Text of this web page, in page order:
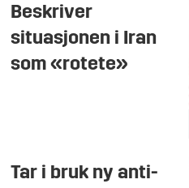
Beskriver
situasjonen i Iran
som «rotete»
Tar i bruk ny anti-